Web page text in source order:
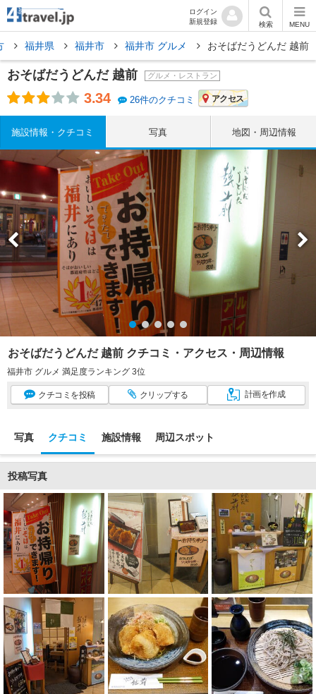
ログイン
新規登録
検索 MENU
福井県 福井市 福井市 グルメ おそばだうどんだ 越前
おそばだうどんだ 越前 グルメ・レストラン
3.34 26件のクチコミ アクセス
施設情報・クチコミ 写真 地図・周辺情報
おそばだうどんだ 越前 クチコミ・アクセス・周辺情報
福井市 グルメ 満足度ランキング 3位
クチコミ を投稿 クリップする 計画を作成
写真 クチコミ 施設情報 周辺スポット
投稿写真